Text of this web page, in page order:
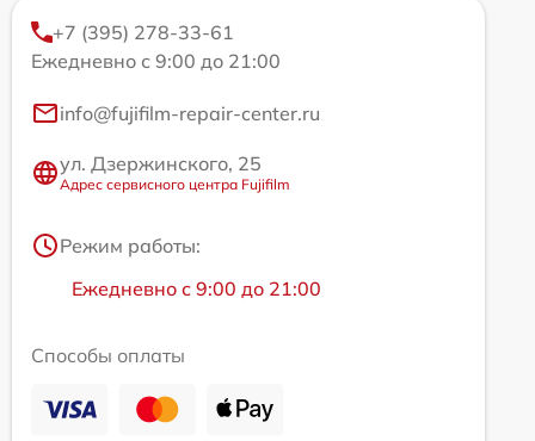
+7 (395) 278-33-61
Ежедневно с 9:00 до 21:00
info@fujifilm-repair-center.ru
ул. Дзержинского, 25
Адрес сервисного центра Fujifilm
Режим работы:
Ежедневно с 9:00 до 21:00
Способы оплаты